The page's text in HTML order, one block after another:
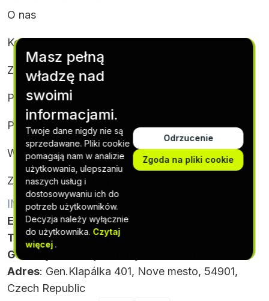
O nas
Kontakt
Zasady i warunki
Polityka plików cookie
Polityka prywatności
Warunki subskrypcji
Zrezygnuj z subskrypcji
INFORMACJE KONTAKTOWE
E-mail:support@thecodewizarhub.com
Telefon: +420 564 880 051
Godziny
Adres: Gen.Klapálka 401, Nove mesto, 54901,
Czech Republic
Masz pełną
władzę nad
swoimi
informacjami.
Twoje dane nigdy nie są
sprzedawane. Pliki cookie
pomagają nam w analizie
użytkowania, ulepszaniu
naszych usług i
dostosowywaniu ich do
potrzeb użytkowników.
Decyzja należy wyłącznie
do użytkownika. Czytaj
więcej .
Odrzucenie
Zgoda na pliki cookie